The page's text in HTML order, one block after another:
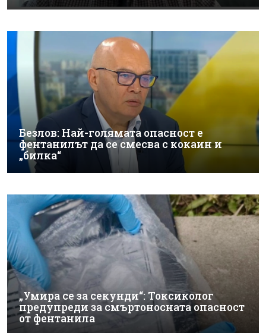
Безлов: Най-голямата опасност е
фентанилът да се смесва с кокаин и
„билка“
„Умира се за секунди“: Токсиколог
предупреди за смъртоносната опасност
от фентанила